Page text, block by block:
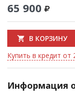
65 900
В КОРЗИНУ
Купить в кредит от
Информация